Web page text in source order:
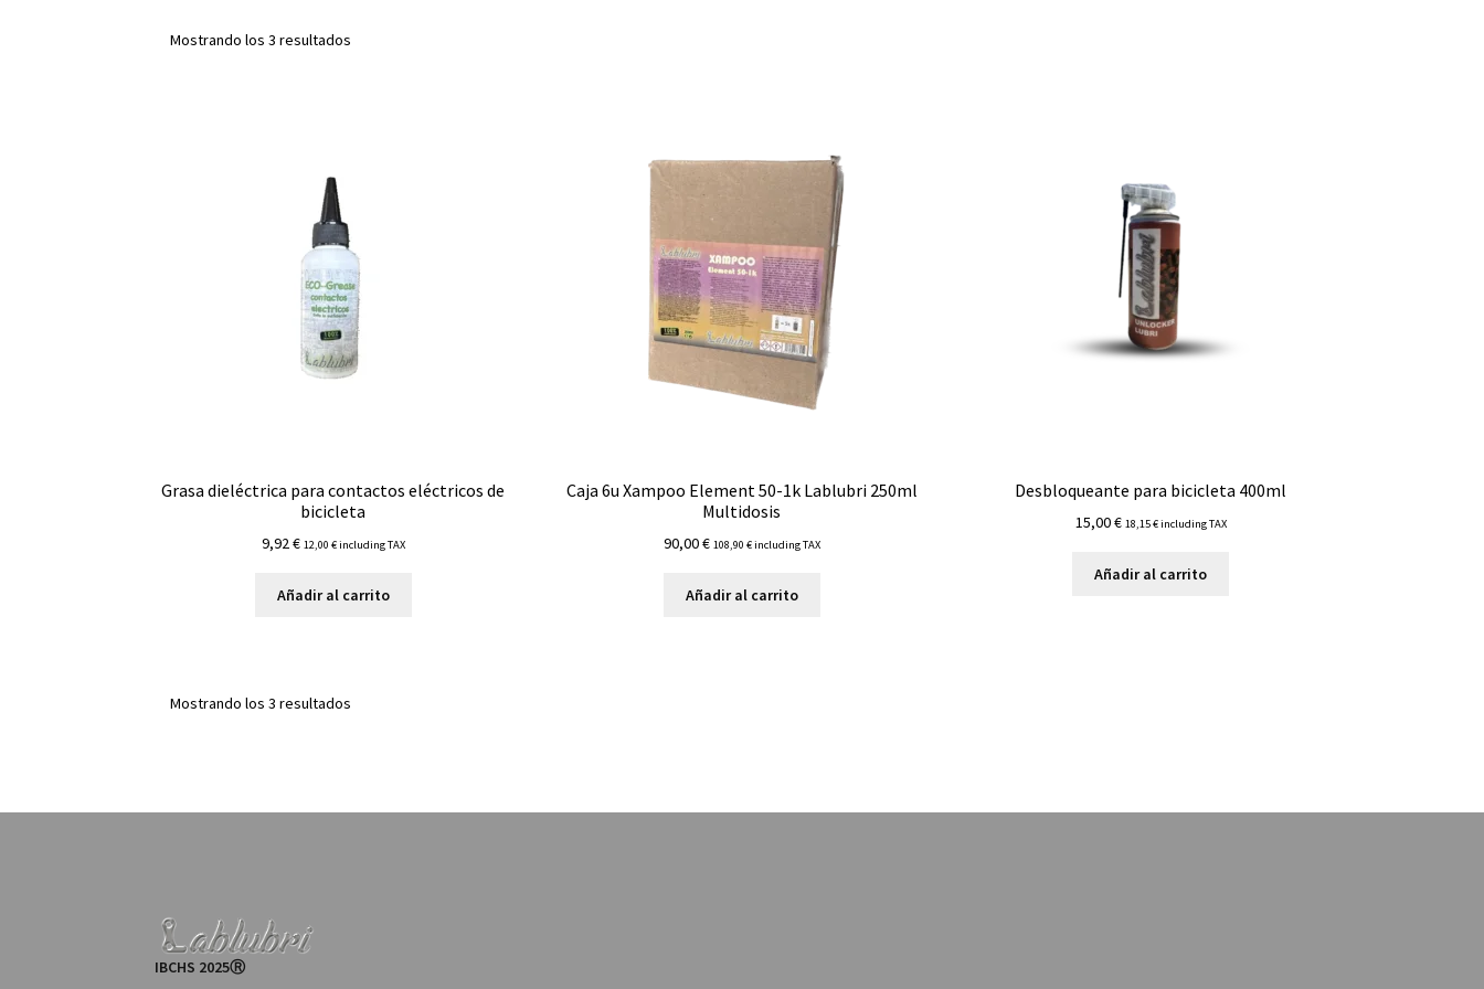
Mostrando los 3 resultados
Grasa dieléctrica para contactos eléctricos de
bicicleta
9,92€ 12,00 €including TAX
Añadir al carrito
Caja 6u Xampoo Element 50-1k Lablubri 250ml
Multidosis
90,00€ 108,90 €including TAX
Añadir al carrito
Desbloqueante para bicicleta 400ml
15,00€ 18,15€including TAX
Añadir al carrito
Mostrando los 3 resultados
IBCHS 2025Ⓡ